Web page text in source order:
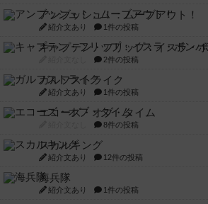
アンブッシュ！：ムーブアウト！
紹介文あり 1件の投稿
キャプテン・フリップ：イスラ・
2件の投稿
ガルフストライク
紹介文あり 1件の投稿
エコーズ・オブ・タイム
8件の投稿
スカルキング
紹介文あり 12件の投稿
海兵隊
紹介文あり 1件の投稿